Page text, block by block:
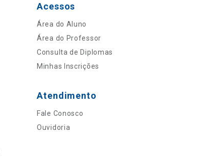
Acessos
Área do Aluno
Área do Professor
Consulta de Diplomas
Minhas Inscrições
Atendimento
Fale Conosco
Ouvidoria